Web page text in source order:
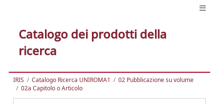
Catalogo dei prodotti della
ricerca
IRIS Catalogo Ricerca UNIROMA1
02 Pubblicazione su volume
02a Capitolo o Articolo